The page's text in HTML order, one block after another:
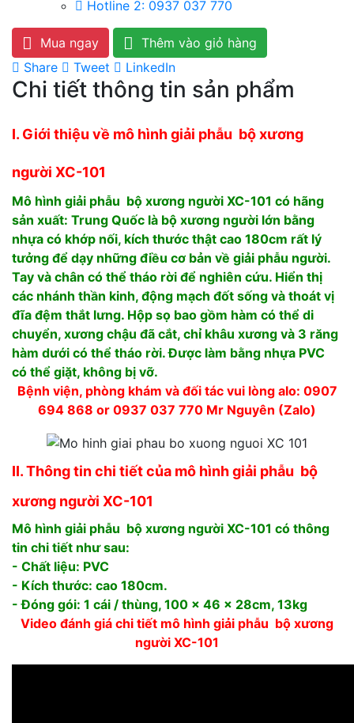
Hotline 2: 0937 037 770
Mua ngay
Thêm vào giỏ hàng
Share
Tweet LinkedIn
Chi tiết thông tin sản phẩm
I. Giới thiệu về mô hình giải phẫu bộ xương
người XC-101
Mô hình giải phẫu bộ xương người XC-101 có hãng
sản xuất: Trung Quốc là bộ xương người lớn bằng
nhựa có khớp nối, kích thước thật cao 180cm rất lý
tưởng để dạy những điều cơ bản về giải phẫu người.
Tay và chân có thể tháo rời để nghiên cứu. Hiển thị
các nhánh thần kinh, động mạch đốt sống và thoát vị
đĩa đệm thắt lưng. Hộp sọ bao gồm hàm có thể di
chuyển, xương chậu đã cắt, chỉ khâu xương và 3 răng
hàm dưới có thể tháo rời. Được làm bằng nhựa PVC
có thể giặt, không bị vỡ.
Bệnh viện, phòng khám và đối tác vui lòng alo: 0907
694 868 or 0937 037 770 Mr Nguyên (Zalo)
II. Thông tin chi tiết của mô hình giải phẫu bộ
xương người XC-101
Mô hình giải phẫu bộ xương người XC-101 có thông
tin chi tiết như sau:
- Chất liệu: PVC
- Kích thước: cao 180cm.
- Đóng gói: 1 cái / thùng, 100 x 46 x 28cm, 13kg
Video đánh giá chi tiết mô hình giải phẫu bộ xương
người XC-101